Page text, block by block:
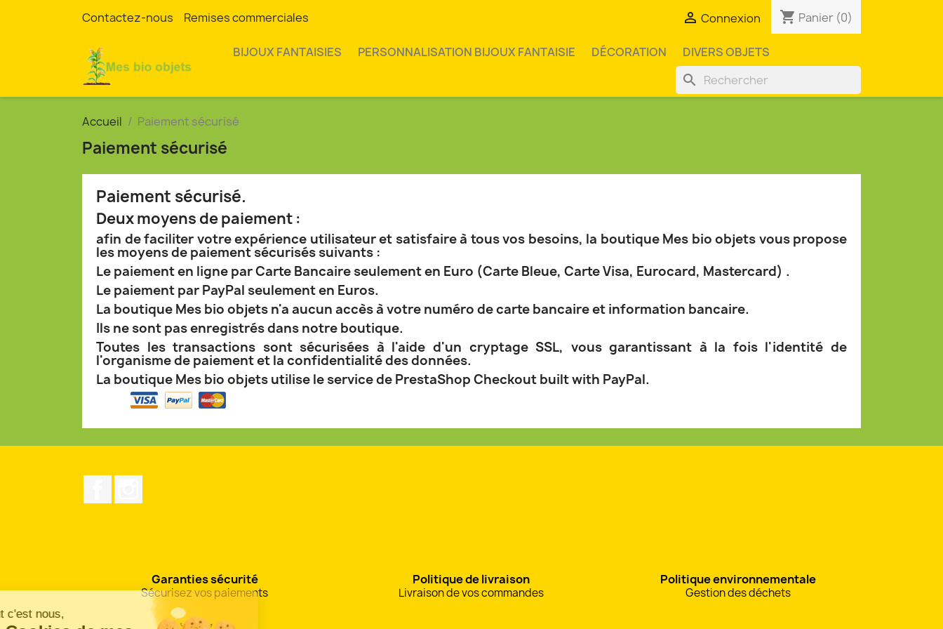
Contactez-nous Remises commerciales  Connexion shopping_cart Panier (0)
BIJOUX FANTAISIES PERSONNALISATION BIJOUX FANTAISIE DÉCORATION DIVERS OBJETS
search
Accueil Paiement sécurisé
Paiement sécurisé
Paiement sécurisé.
Deux moyens de paiement :
afin de faciliter votre expérience utilisateur et satisfaire à tous vos besoins, la boutique Mes bio objets vous propose
les moyens de paiement sécurisés suivants :
Le paiement en ligne par Carte Bancaire seulement en Euro (Carte Bleue, Carte Visa, Eurocard, Mastercard) .
Le paiement par PayPal seulement en Euros.
La boutique Mes bio objets n'a aucun accès à votre numéro de carte bancaire et information bancaire.
Ils ne sont pas enregistrés dans notre boutique.
Toutes les transactions sont sécurisées à l'aide d'un cryptage SSL, vous garantissant à la fois l'identité de
l'organisme de paiement et la confidentialité des données.
La boutique Mes bio objets utilise le service de PrestaShop Checkout built with PayPal.
Garanties sécurité
Sécurisez vos paiements
Politique de livraison
Livraison de vos commandes
Politique environnementale
Gestion des déchets
Salut c'est nous,